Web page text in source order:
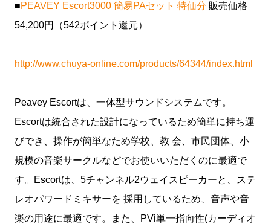
■PEAVEY Escort3000 簡易PAセット 特価分 販売価格
54,200円（542ポイント還元）
http://www.chuya-online.com/products/64344/index.html
Peavey Escortは、一体型サウンドシステムです。
Escortは統合された設計になっているため簡単に持ち運
びでき、操作が簡単なため学校、教 会、市民団体、小
規模の音楽サークルなどでお使いいただくのに最適で
す。Escortは、5チャンネル2ウェイスピーカーと、ステ
レオパワードミキサーを 採用しているため、音声や音
楽の用途に最適です。また、PVi単一指向性(カーディオ